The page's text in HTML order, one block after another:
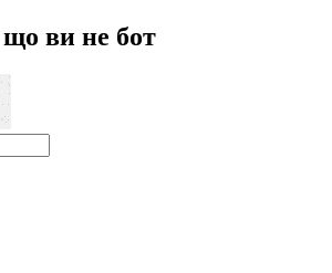
що ви не бот